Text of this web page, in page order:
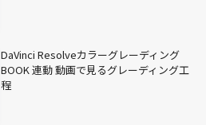
DaVinci Resolveカラーグレーディング
BOOK 連動 動画で見るグレーディング工
程